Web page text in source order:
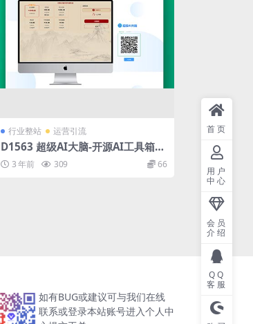
行业整站 运营引流
D1563 超级AI大脑-开源AI工具箱网
站 支持机器人聊天和AI绘画等
3 年前 309 66
如有BUG或建议可与我们在线
联系或登录本站账号进入个人中
首页
用户
中心
会员
介绍
QQ
客服